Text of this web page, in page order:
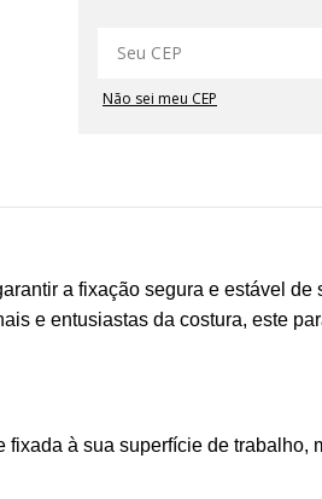
Não sei meu CEP
a fixação segura e estável
e entusiastas da costura, este
à sua superfície de trabalho,